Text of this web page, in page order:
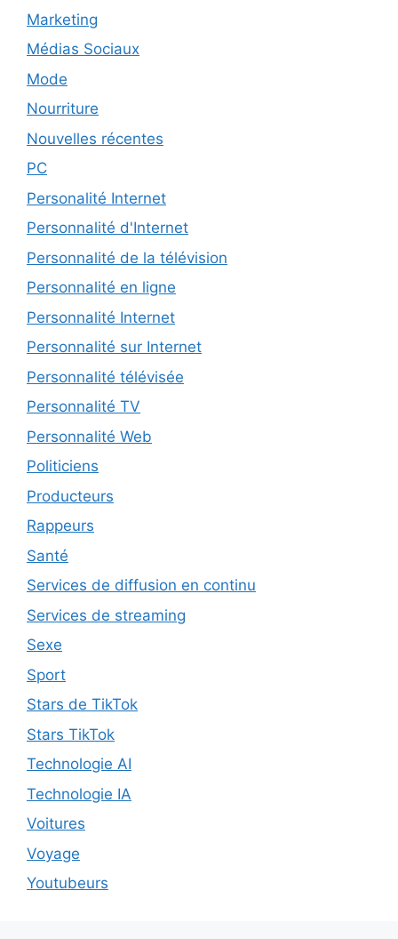
Marketing
Médias Sociaux
Mode
Nourriture
Nouvelles récentes
PC
Personalité Internet
Personnalité d'Internet
Personnalité de la télévision
Personnalité en ligne
Personnalité Internet
Personnalité sur Internet
Personnalité télévisée
Personnalité TV
Personnalité Web
Politiciens
Producteurs
Rappeurs
Santé
Services de diffusion en continu
Services de streaming
Sexe
Sport
Stars de TikTok
Stars TikTok
Technologie AI
Technologie IA
Voitures
Voyage
Youtubeurs